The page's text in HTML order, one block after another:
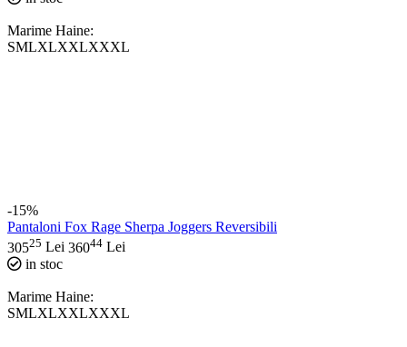
Marime Haine:
SMLXLXXLXXXL
-15%
Pantaloni Fox Rage Sherpa Joggers Reversibili
30525 Lei 36044 Lei
in stoc
Marime Haine:
SMLXLXXLXXXL